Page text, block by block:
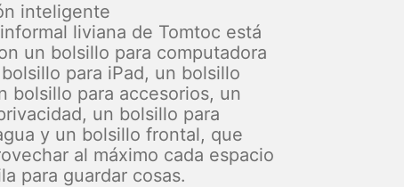
inteligente
liviana de Tomtoc está
un bolsillo para computadora
para iPad, un bolsillo
bolsillo para accesorios, un
un bolsillo para
y un bolsillo frontal, que
al máximo cada espacio
para guardar cosas.